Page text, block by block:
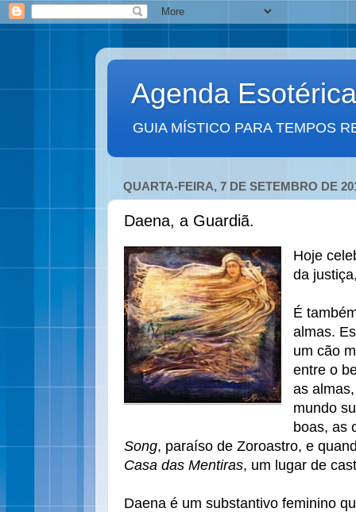
Agenda Esotérica
GUIA MÍSTICO PARA TEMPOS
QUARTA-FEIRA, 7 DE SETEMBRO DE
Daena, a Guardiã.
Hoje
da
É
almas.
um cão
entre o
as
mundo
boas, as
Song, paraíso de Zoroastro, e
Casa das Mentiras, um lugar de
Daena é um substantivo feminino